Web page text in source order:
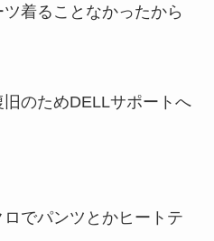
ることなかったから
のためDELLサポートへ
パンツとかヒートテ